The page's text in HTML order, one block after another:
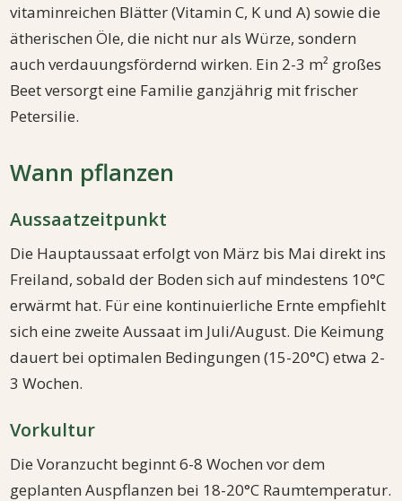
vitaminreichen Blätter (Vitamin C, K und A) sowie die
ätherischen Öle, die nicht nur als Würze, sondern
auch verdauungsfördernd wirken. Ein 2-3 m² großes
Beet versorgt eine Familie ganzjährig mit frischer
Petersilie.
Wann pflanzen
Aussaatzeitpunkt
Die Hauptaussaat erfolgt von März bis Mai direkt ins
Freiland, sobald der Boden sich auf mindestens 10°C
erwärmt hat. Für eine kontinuierliche Ernte empfiehlt
sich eine zweite Aussaat im Juli/August. Die Keimung
dauert bei optimalen Bedingungen (15-20°C) etwa 2-
3 Wochen.
Vorkultur
Die Voranzucht beginnt 6-8 Wochen vor dem
geplanten Auspflanzen bei 18-20°C Raumtemperatur.